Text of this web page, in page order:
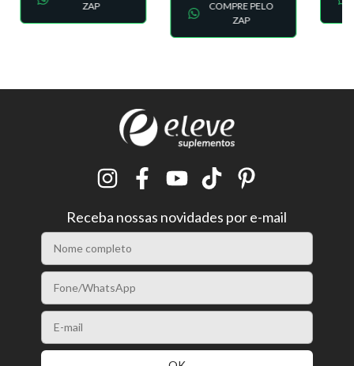
ZAP
COMPRE PELO
ZAP
Receba nossas novidades por e-mail